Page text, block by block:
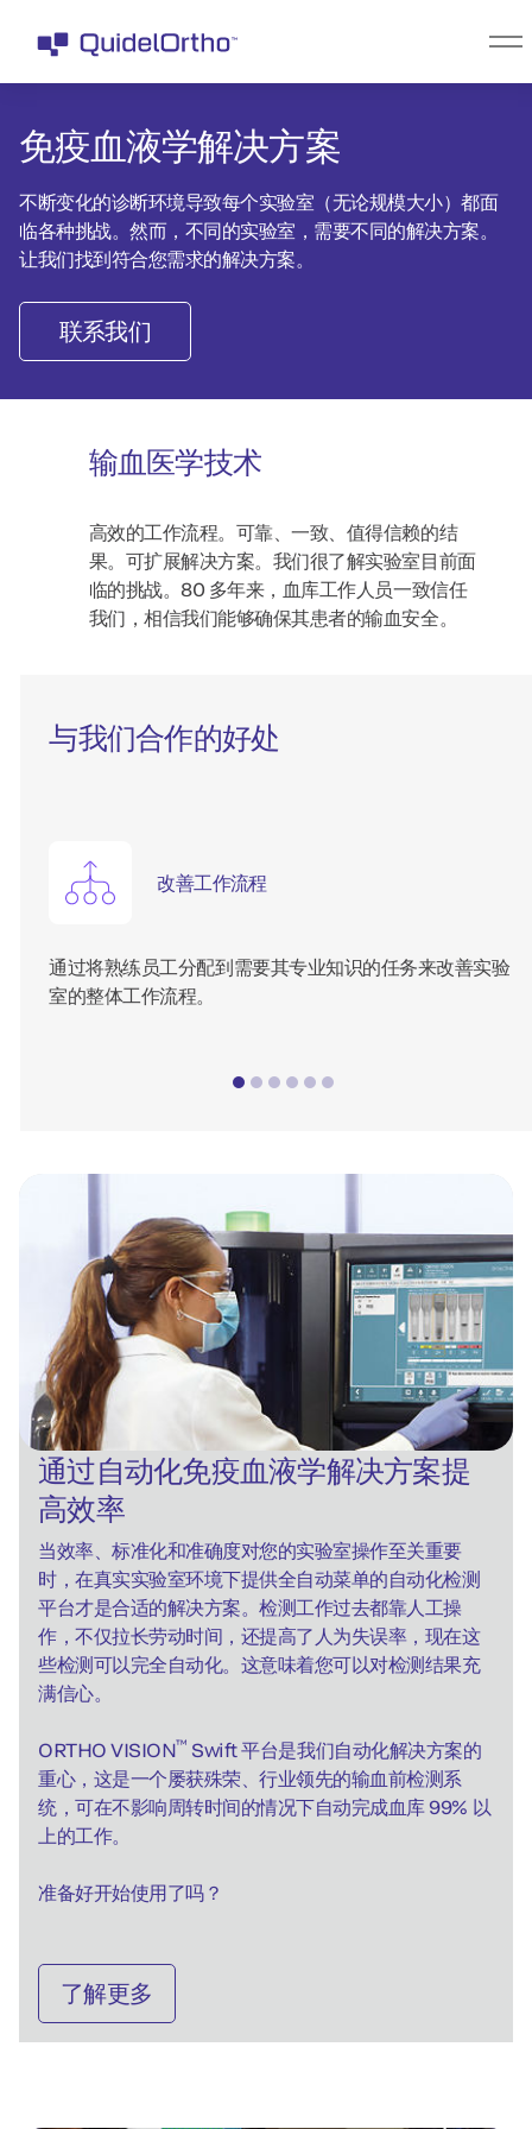
免疫血液学解决方案
不断变化的诊断环境导致每个实验室（无论规模大小）都面
临各种挑战。然而，不同的实验室，需要不同的解决方案。
让我们找到符合您需求的解决方案。
联系我们
输血医学技术
高效的工作流程。可靠、一致、值得信赖的结
果。可扩展解决方案。我们很了解实验室目前面
临的挑战。80 多年来，血库工作人员一致信任
我们，相信我们能够确保其患者的输血安全。
与我们合作的好处
改善工作流程
通过将熟练员工分配到需要其专业知识的任务来改善实验
室的整体工作流程。
通过自动化免疫血液学解决方案提
高效率
当效率、标准化和准确度对您的实验室操作至关重要
时，在真实实验室环境下提供全自动菜单的自动化检测
平台才是合适的解决方案。检测工作过去都靠人工操
作，不仅拉长劳动时间，还提高了人为失误率，现在这
些检测可以完全自动化。这意味着您可以对检测结果充
满信心。
ORTHO VISION™ Swift 平台是我们自动化解决方案的
重心，这是一个屡获殊荣、行业领先的输血前检测系
统，可在不影响周转时间的情况下自动完成血库 99% 以
上的工作。
准备好开始使用了吗？
了解更多